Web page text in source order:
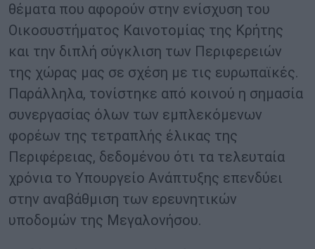
θέματα που αφορούν στην ενίσχυση του
Οικοσυστήματος Καινοτομίας της Κρήτης
και την διπλή σύγκλιση των Περιφερειών
της χώρας μας σε σχέση με τις ευρωπαϊκές.
Παράλληλα, τονίστηκε από κοινού η σημασία
συνεργασίας όλων των εμπλεκόμενων
φορέων της τετραπλής έλικας της
Περιφέρειας, δεδομένου ότι τα τελευταία
χρόνια το Υπουργείο Ανάπτυξης επενδύει
στην αναβάθμιση των ερευνητικών
υποδομών της Μεγαλονήσου.